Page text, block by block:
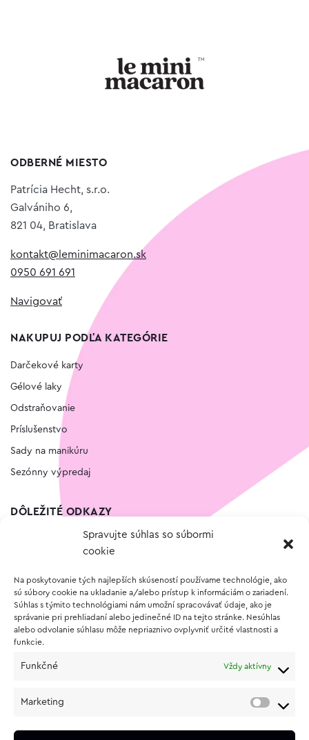
Spravujte súhlas so súbormi
cookie
Na poskytovanie tých najlepších skúseností používame technológie, ako
sú súbory cookie na ukladanie a/alebo prístup k informáciám o zariadení.
Súhlas s týmito technológiami nám umožní spracovávať údaje, ako je
správanie pri prehliadaní alebo jedinečné ID na tejto stránke. Nesúhlas
alebo odvolanie súhlasu môže nepriaznivo ovplyvniť určité vlastnosti a
funkcie.
Funkčné Vždy aktívny
Marketing
ODBERNÉ MIESTO
Patrícia Hecht, s.r.o.
Galvániho 6,
821 04, Bratislava
kontakt@leminimacaron.sk
0950 691 691
Navigovať
NAKUPUJ PODĽA KATEGÓRIE
Darčekové karty
Gélové laky
Odstraňovanie
Príslušenstvo
Sady na manikúru
Sezónny výpredaj
DÔLEŽITÉ ODKAZY
Vernostný program
O NÁKUPE
Vrátenie a reklamácia tovaru